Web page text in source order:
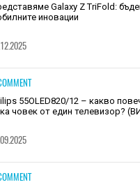
Galaxy Z TriFold:
иновации
55OLED820/12 – какво
човек от един телевизор?